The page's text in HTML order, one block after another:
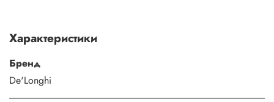
Характеристики
Бренд
De'Longhi